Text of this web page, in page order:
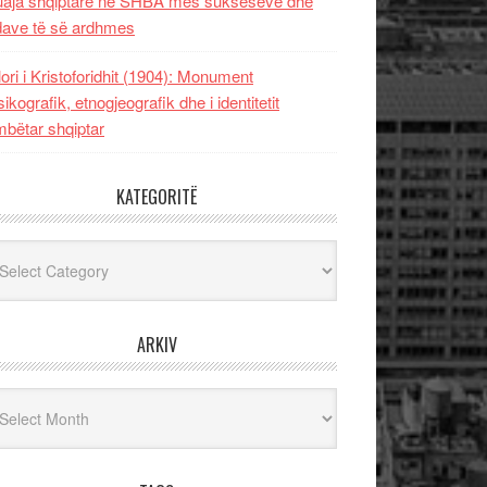
të së ardhmes
i Kristoforidhit (1904): Monument
etnogjeografik dhe i identitetit
shqiptar
KATEGORITË
ARKIV